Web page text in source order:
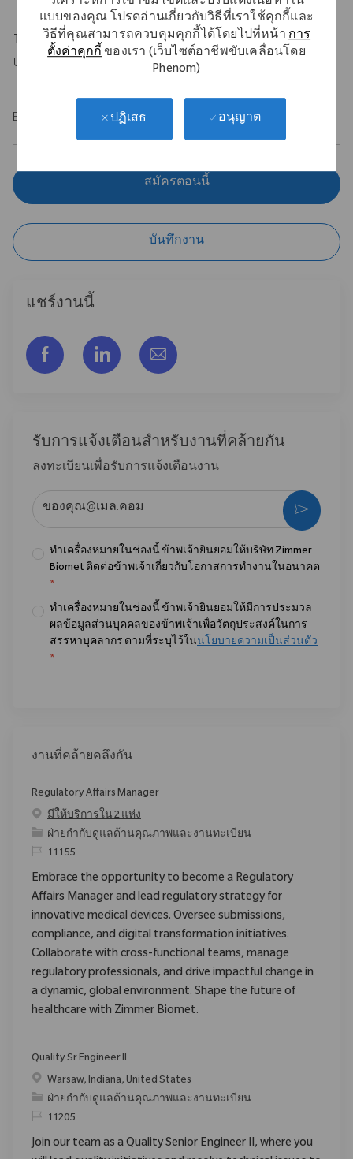
แบบของคุณ โปรดอ่านเกี่ยวกับวิธีที่เราใช้คุกกี้และ
วิธีที่คุณสามารถควบคุมคุกกี้ได้โดยไปที่หน้าการ
ตั้งค่าคุกกี้ของเรา (เว็บไซต์อาชีพขับเคลื่อนโดย
Phenom)
ปฏิเสธ อนุญาต
Travel Expectations
Up to 10%.
EOE/M/F/Vet/Disability
สมัครตอนนี้
บันทึกงาน
แชร์งานนี้
แชร์ผ่าน Facebook
แชร์ผ่าน LinkedIn
แชร์ผ่านอีเมล
รับการแจ้งเตือนสําหรับงานที่คล้ายกัน
ลงทะเบียนเพื่อรับการแจ้งเตือนงาน
ทำเครื่องหมายในช่องนี้ ข้าพเจ้ายินยอมให้บริษัท Zimmer
Biomet ติดต่อข้าพเจ้าเกี่ยวกับโอกาสการทำงานในอนาคต
*
ทำเครื่องหมายในช่องนี้ ข้าพเจ้ายินยอมให้มีการประมวล
ผลข้อมูลส่วนบุคคลของข้าพเจ้าเพื่อวัตถุประสงค์ในการ
สรรหาบุคลากร ตามที่ระบุไว้ในนโยบายความเป็นส่วนตัว
*
กระตุ้น
งานที่คล้ายคลึงกัน
Regulatory Affairs Manager
มีให้บริการใน 2 แห่ง
ประเภท
ฝ่ายกำกับดูแลด้านคุณภาพและงานทะเบียน
ReqId11155
Embrace the opportunity to become a Regulatory
Affairs Manager and lead regulatory strategy for
innovative medical devices. Oversee submissions,
compliance, and digital transformation initiatives.
Collaborate with cross-functional teams, manage
regulatory professionals, and drive impactful change in
a dynamic, global environment. Shape the future of
healthcare with Zimmer Biomet.
Quality Sr Engineer II
สถานที่Warsaw, Indiana, United States
ประเภท
ฝ่ายกำกับดูแลด้านคุณภาพและงานทะเบียน
ReqId11205
Join our team as a Quality Senior Engineer II, where you